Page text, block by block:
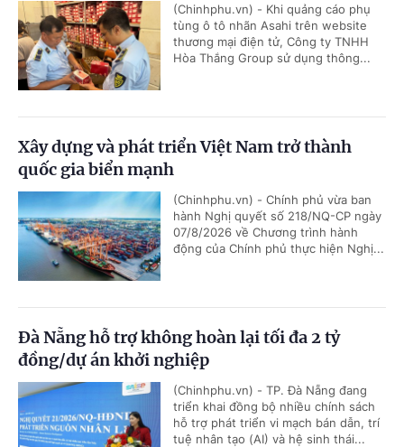
(Chinhphu.vn) - Khi quảng cáo phụ
tùng ô tô nhãn Asahi trên website
thương mại điện tử, Công ty TNHH
Hòa Thắng Group sử dụng thông...
Xây dựng và phát triển Việt Nam trở thành
quốc gia biển mạnh
(Chinhphu.vn) - Chính phủ vừa ban
hành Nghị quyết số 218/NQ-CP ngày
07/8/2026 về Chương trình hành
động của Chính phủ thực hiện Nghị...
Đà Nẵng hỗ trợ không hoàn lại tối đa 2 tỷ
đồng/dự án khởi nghiệp
(Chinhphu.vn) - TP. Đà Nẵng đang
triển khai đồng bộ nhiều chính sách
hỗ trợ phát triển vi mạch bán dẫn, trí
tuệ nhân tạo (AI) và hệ sinh thái...